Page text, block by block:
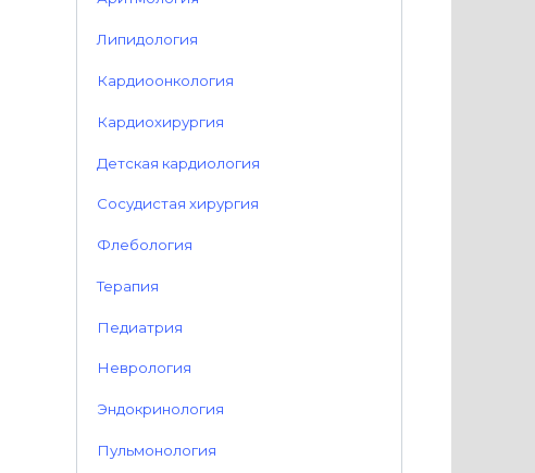
Липидология
Кардиоонкология
Кардиохирургия
Детская кардиология
Сосудистая хирургия
Флебология
Терапия
Педиатрия
Неврология
Эндокринология
Пульмонология